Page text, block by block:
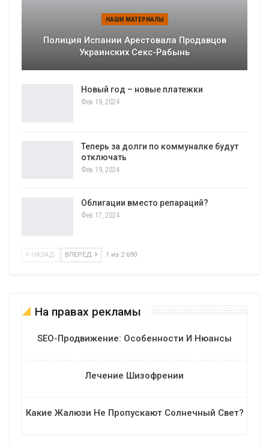
НАШИ МАТЕРИАЛЫ
Полиция Испании Арестовала Продавцов
Украинских Секс-Рабынь
Новый год – новые платежки
Фев 19, 2024
Теперь за долги по коммуналке будут
отключать
Фев 19, 2024
Облигации вместо репараций?
Фев 17, 2024
НАЗАД ВПЕРЕД 1 из 2 690
На правах рекламы
SEO-Продвижение: Особенности И Нюансы
Лечение Шизофрении
Какие Жалюзи Не Пропускают Солнечный Свет?